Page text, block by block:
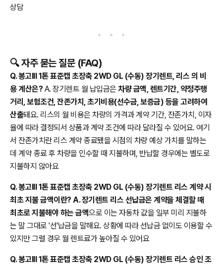
상담
🔍 자주 묻는 질문 (FAQ)
Q. 봉고III 1톤 표준캡 초장축 2WD GL (수동) 장기렌트, 리스 의 비
용 계산은? A. 장기렌트 월 납입금은 차량 금액, 렌트기간, 약정주행
거리, 보험조건, 잔존가치, 초기비용(선수금, 보증금) 등을 고려하여
산출돼요. 리스의 월 비용은 차량의 가격과 계약 기간, 잔존가치, 이자
율에 따라 결정되서 상품과 계약 조건에 따라 달라질 수 있어요. 여기
서 잔존가치란 리스 계약 종료됐을 시점의 차량 예상 가치를 말하는
데 계약 종료 후 차량을 인수할 때 지불하며, 반납할 경우에는 별도로
지불하지 않아요
Q. 봉고III 1톤 표준캡 초장축 2WD GL (수동) 장기렌트 리스 계약 시
최초 지불 금액이란? A. 장기렌트 리스 선납금은 계약을 체결할 때
최초로 지불해야 하는 금액으로 이는 자동차 값을 일부 미리 지불하
는 말 그대로 '선'납금을 말해요. 상황에 따라 선납금 없이도 이용할 수
있지만 그럴 경우 월 렌트료가 높아질 수 있어요
Q. 봉고III 1톤 표준캡 초장축 2WD GL (수동) 장기렌트 리스 승인 조